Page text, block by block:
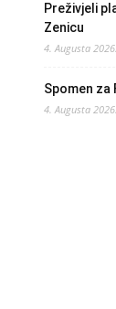
Preživjeli
Zenicu
4. Augusta 2026.
Spomen za
4. Augusta 2026.